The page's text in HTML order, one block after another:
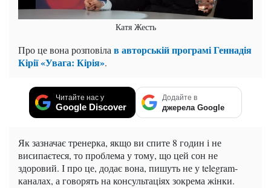
Катя Жесть
Про це вона розповілав авторській програмі Геннадія
Кірії «Увага: Кірія».
Читайте нас у
Google Discover
Додайте в
джерела Google
Як зазначає тренерка, якщо ви спите 8 годин і не
висипаєтеся, то проблема у тому, що цей сон не
здоровий. І про це, додає вона, пишуть не у telegram-
каналах, а говорять на консультаціях зокрема жінки.